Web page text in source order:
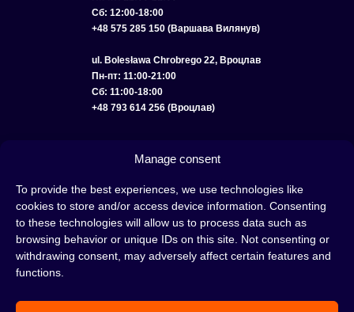
Manage consent
To provide the best experiences, we use technologies like
cookies to store and/or access device information. Consenting
to these technologies will allow us to process data such as
browsing behavior or unique IDs on this site. Not consenting or
withdrawing consent, may adversely affect certain features and
functions.
Сб: 12:00-18:00
+48 575 285 150 (Варшава Вилянув)
ul. Bolesława Chrobrego 22, Вроцлав
Пн-пт: 11:00-21:00
Сб: 11:00-18:00
+48 793 614 256 (Вроцлав)
УСЛОВИЯ ИСПОЛЬЗОВАНИЯ ПОЛИТИКА COOKIE
Кальян — это отличная идея для вечера, проведенного с друзьями или в